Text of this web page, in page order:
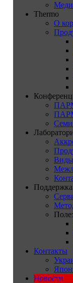
Thermo
О
Поддержка
Контакты
Новости